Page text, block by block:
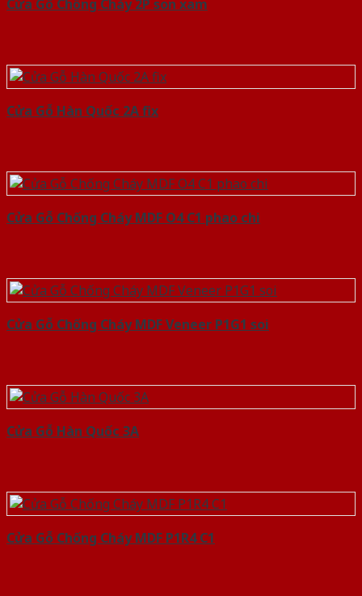
Cửa Gỗ Chống Cháy 2P son xam
Cửa Gỗ Hàn Quốc 2A fix
Cửa Gỗ Chống Cháy MDF O4 C1 phao chi
Cửa Gỗ Chống Cháy MDF Veneer P1G1 soi
Cửa Gỗ Hàn Quốc 3A
Cửa Gỗ Chống Cháy MDF P1R4 C1